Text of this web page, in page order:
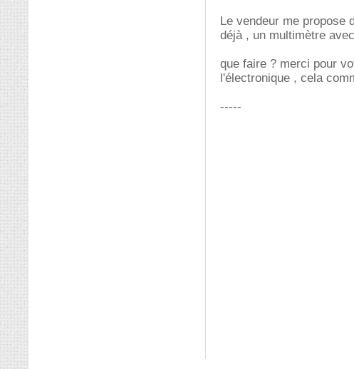
Le vendeur me propose
déjà , un multimètre
que faire ? merci pour
l'électronique , cela
-----